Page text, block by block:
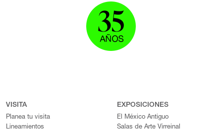
VISITA
Planea tu visita
Lineamientos
EXPOSICIONES
El México Antiguo
Salas de Arte Virreinal